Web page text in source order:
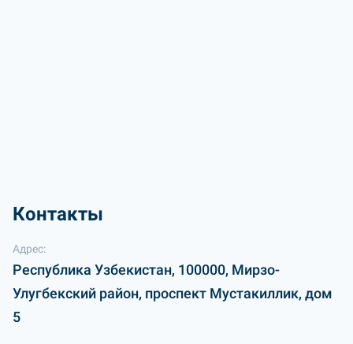
Контакты
Адрес:
Республика Узбекистан, 100000, Мирзо-
Улугбекский район, проспект Мустакиллик, дом
5